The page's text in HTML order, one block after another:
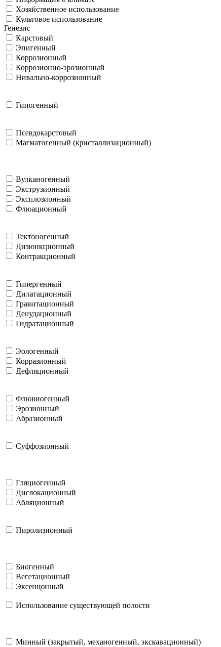
Хозяйственное использование
Культовое использование
Генезис
Карстовый
Эпигенный
Коррозионный
Коррозионно-эрозионный
Нивально-коррозионный
Гипогенный
Псевдокарстовый
Магматогенный (кристаллизационный)
Вулканогенный
Экструзионный
Эксплозионный
Флюационный
Тектоногенный
Дизюнкционный
Контракционный
Гипергенный
Дилатационный
Гравитационный
Денудационный
Гидратационный
Эологенный
Корразионный
Дефляционный
Флювиогенный
Эрозионный
Абразионный
Суффозионный
Гляциогенный
Дислокационный
Абляционный
Пиролизионный
Биогенный
Вегетационный
Эксенцонный
Использование существующей полости
Минный (закрытый, механогенный, экскавационный)